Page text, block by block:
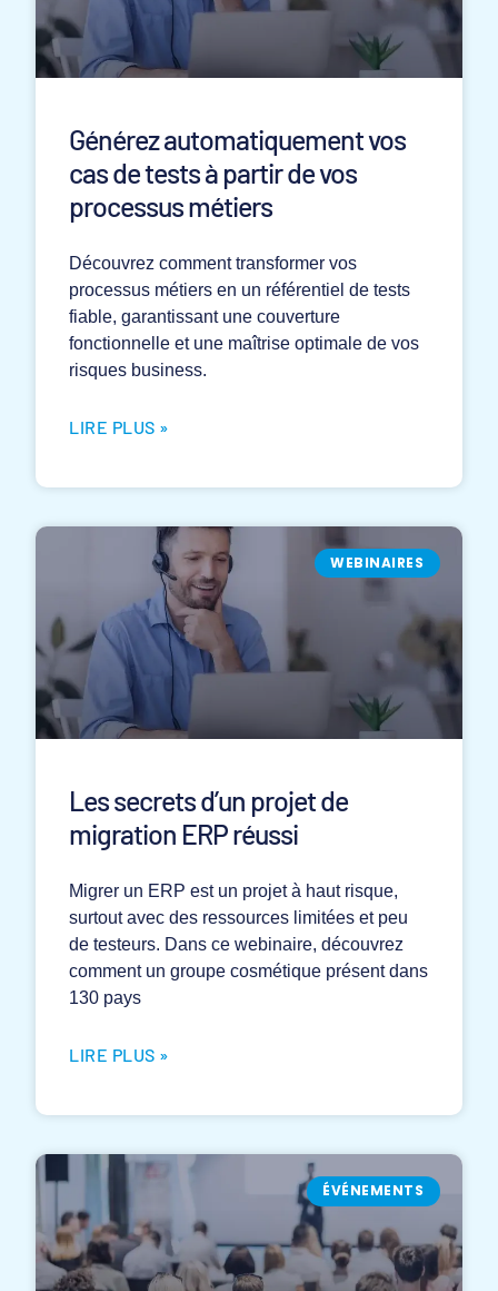
Générez automatiquement vos
cas de tests à partir de vos
processus métiers
Découvrez comment transformer vos
processus métiers en un référentiel de tests
fiable, garantissant une couverture
fonctionnelle et une maîtrise optimale de vos
risques business.
LIRE PLUS »
WEBINAIRES
Les secrets d’un projet de
migration ERP réussi
Migrer un ERP est un projet à haut risque,
surtout avec des ressources limitées et peu
de testeurs. Dans ce webinaire, découvrez
comment un groupe cosmétique présent dans
130 pays
LIRE PLUS »
ÉVÉNEMENTS